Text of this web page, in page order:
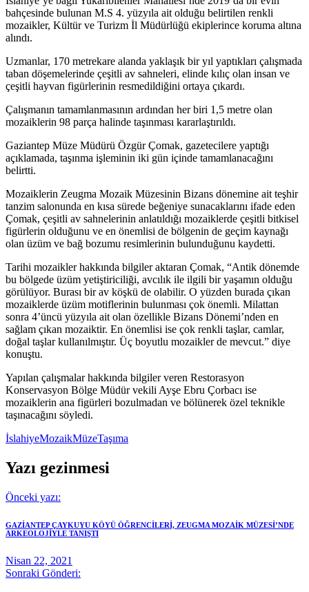
bahçesinde bulunan M.S 4. yüzyıla ait olduğu belirtilen renkli
mozaikler, Kültür ve Turizm İl Müdürlüğü ekiplerince koruma altına
alındı.
Uzmanlar, 170 metrekare alanda yaklaşık bir yıl yaptıkları çalışmada
taban döşemelerinde çeşitli av sahneleri, elinde kılıç olan insan ve
çeşitli hayvan figürlerinin resmedildiğini ortaya çıkardı.
Çalışmanın tamamlanmasının ardından her biri 1,5 metre olan
mozaiklerin 98 parça halinde taşınması kararlaştırıldı.
Gaziantep Müze Müdürü Özgür Çomak, gazetecilere yaptığı
açıklamada, taşınma işleminin iki gün içinde tamamlanacağını
belirtti.
Mozaiklerin Zeugma Mozaik Müzesinin Bizans dönemine ait teşhir
tanzim salonunda en kısa sürede beğeniye sunacaklarını ifade eden
Çomak, çeşitli av sahnelerinin anlatıldığı mozaiklerde çeşitli bitkisel
figürlerin olduğunu ve en önemlisi de bölgenin de geçim kaynağı
olan üzüm ve bağ bozumu resimlerinin bulunduğunu kaydetti.
Tarihi mozaikler hakkında bilgiler aktaran Çomak, “Antik dönemde
bu bölgede üzüm yetiştiriciliği, avcılık ile ilgili bir yaşamın olduğu
görülüyor. Burası bir av köşkü de olabilir. O yüzden burada çıkan
mozaiklerde üzüm motiflerinin bulunması çok önemli. Milattan
sonra 4’üncü yüzyıla ait olan özellikle Bizans Dönemi’nden en
sağlam çıkan mozaiktir. En önemlisi ise çok renkli taşlar, camlar,
doğal taşlar kullanılmıştır. Üç boyutlu mozaikler de mevcut.” diye
konuştu.
Yapılan çalışmalar hakkında bilgiler veren Restorasyon
Konservasyon Bölge Müdür vekili Ayşe Ebru Çorbacı ise
mozaiklerin ana figürleri bozulmadan ve bölünerek özel teknikle
taşınacağını söyledi.
İslahiyeMozaikMüzeTaşıma
Yazı gezinmesi
Önceki yazı:
GAZİANTEP ÇAYKUYU KÖYÜ ÖĞRENCİLERİ, ZEUGMA MOZAİK MÜZESİ’NDE
ARKEOLOJİYLE TANIŞTI
Nisan 22, 2021
Sonraki Gönderi: